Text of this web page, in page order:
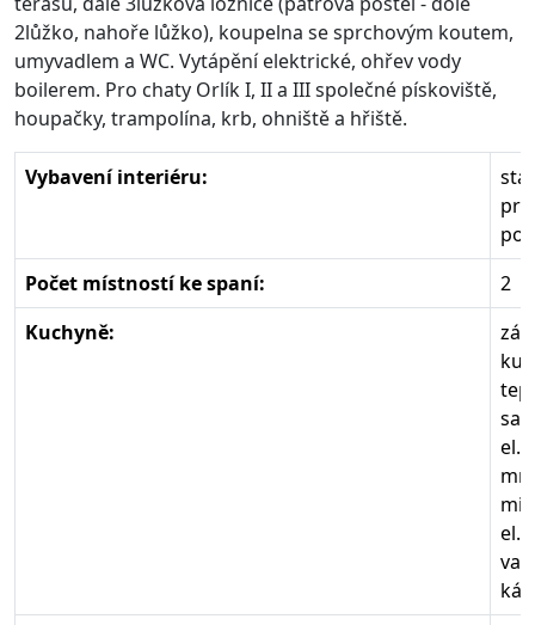
2lůžko, nahoře lůžko), koupelna se sprchovým koutem,
umyvadlem a WC. Vytápění elektrické, ohřev vody
boilerem. Pro chaty Orlík I, II a III společné pískoviště,
houpačky, trampolína, krb, ohniště a hřiště.
Vybavení interiéru:
Počet místností ke spaní:
2
Kuchyně:
el.
el.